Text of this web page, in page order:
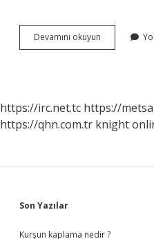
Devamını okuyun
Vadisi
https://irc.net.tc https://
https://qhn.com.tr knight
Sidebar
Son Yazılar
Kurşun kaplama nedir ?